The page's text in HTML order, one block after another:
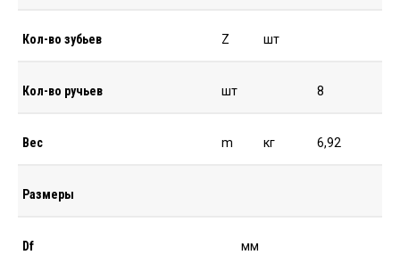
Кол-во зубьев Z шт
Кол-во ручьев шт 8
Вес m кг 6,92
Размеры
Df мм